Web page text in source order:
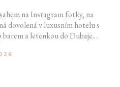
na Instagram fotky, na
dovolená v luxusním hotelu s
a letenkou do Dubaje.
vlakem na Šumavu.